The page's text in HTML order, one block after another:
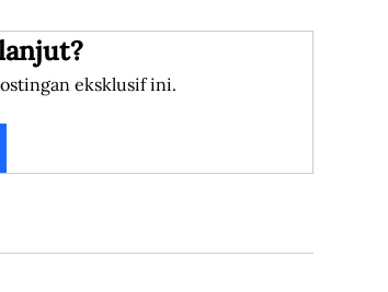
eksklusif ini.